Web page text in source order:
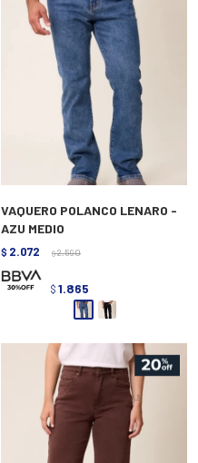
VAQUERO POLANCO LENARO -
AZU MEDIO
$ 2.072 $ 2.590
$ 1.865